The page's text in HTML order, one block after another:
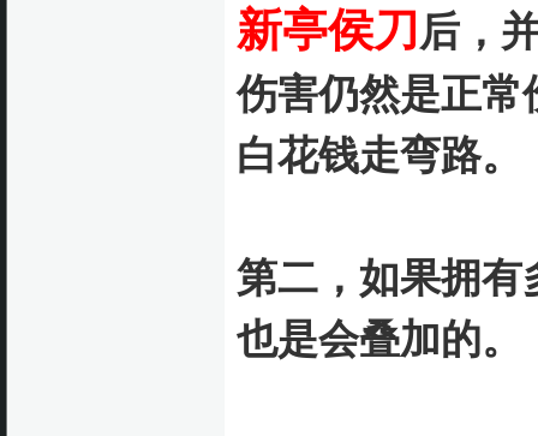
新亭侯刀 后，
伤害仍然是正常
白花钱走弯路。
第二，如果拥有
也是会叠加的。